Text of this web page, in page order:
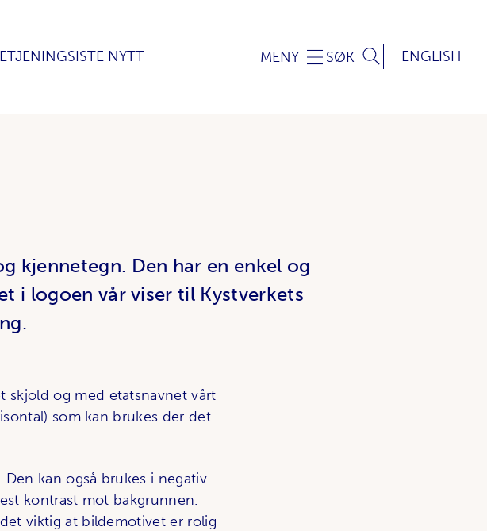
SISTE NYTT MENY SØK ENGLISH
kjennetegn. Den har en enkel og
i logoen vår viser til Kystverkets
skjold og med etatsnavnet vårt
som kan brukes der det
kan også brukes i negativ
kontrast mot bakgrunnen.
viktig at bildemotivet er rolig